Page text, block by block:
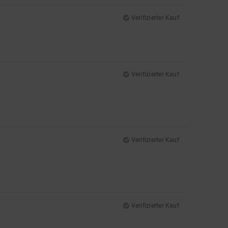
Verifizierter Kauf
Verifizierter Kauf
Verifizierter Kauf
Verifizierter Kauf